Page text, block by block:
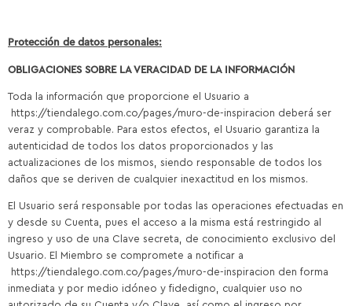
Protección de datos personales:
OBLIGACIONES SOBRE LA VERACIDAD DE LA INFORMACIÓN
Toda la información que proporcione el Usuario a
https://tiendalego.com.co/pages/muro-de-inspiracion deberá ser
veraz y comprobable. Para estos efectos, el Usuario garantiza la
autenticidad de todos los datos proporcionados y las
actualizaciones de los mismos, siendo responsable de todos los
daños que se deriven de cualquier inexactitud en los mismos.
El Usuario será responsable por todas las operaciones efectuadas en
y desde su Cuenta, pues el acceso a la misma está restringido al
ingreso y uso de una Clave secreta, de conocimiento exclusivo del
Usuario. El Miembro se compromete a notificar a
https://tiendalego.com.co/pages/muro-de-inspiracion den forma
inmediata y por medio idóneo y fidedigno, cualquier uso no